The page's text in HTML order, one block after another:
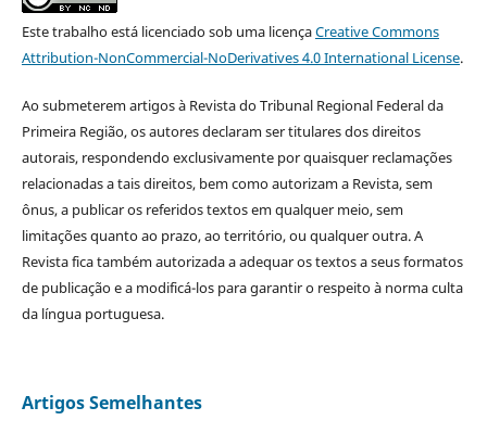
Este trabalho está licenciado sob uma licençaCreative Commons
Attribution-NonCommercial-NoDerivatives 4.0 International License.
Ao submeterem artigos à Revista do Tribunal Regional Federal da
Primeira Região, os autores declaram ser titulares dos direitos
autorais, respondendo exclusivamente por quaisquer reclamações
relacionadas a tais direitos, bem como autorizam a Revista, sem
ônus, a publicar os referidos textos em qualquer meio, sem
limitações quanto ao prazo, ao território, ou qualquer outra. A
Revista fica também autorizada a adequar os textos a seus formatos
de publicação e a modificá-los para garantir o respeito à norma culta
da língua portuguesa.
Artigos Semelhantes